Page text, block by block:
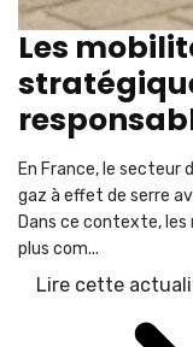
Les
En France, le
gaz à effet de serre
Dans ce contexte,
plus com...
Lire cette